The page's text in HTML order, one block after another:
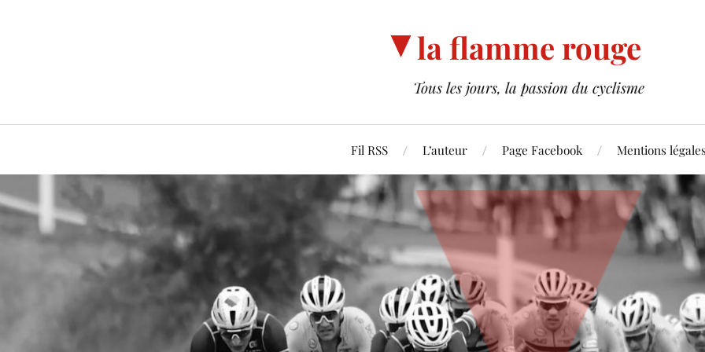
la flamme rouge
Tous les jours, la passion du cyclisme
Fil RSS L’auteur Page Facebook Mentions